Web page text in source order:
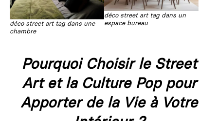
déco street art tag dans une
chambre
déco street art tag dans un
espace bureau
Pourquoi Choisir le Street
Art et la Culture Pop pour
Apporter de la Vie à Votre